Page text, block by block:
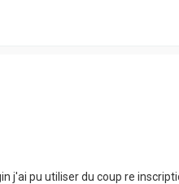
pu utiliser du coup re